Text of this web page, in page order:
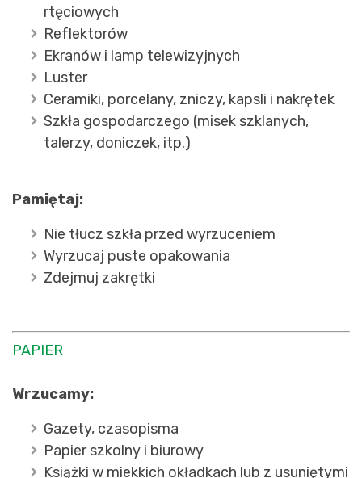
rtęciowych
Reflektorów
Ekranów i lamp telewizyjnych
Luster
Ceramiki, porcelany, zniczy, kapsli i nakrętek
Szkła gospodarczego (misek szklanych,
talerzy, doniczek, itp.)
Pamiętaj:
Nie tłucz szkła przed wyrzuceniem
Wyrzucaj puste opakowania
Zdejmuj zakrętki
PAPIER
Wrzucamy:
Gazety, czasopisma
Papier szkolny i biurowy
Książki w miekkich okładkach lub z usuniętymi